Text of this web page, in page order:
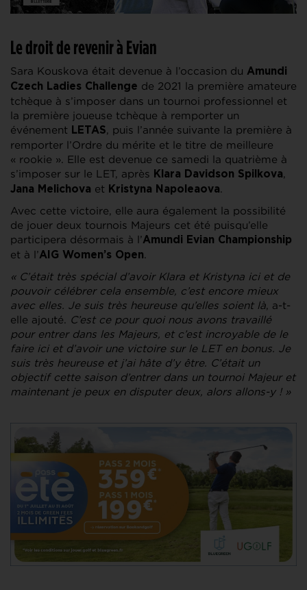
Le droit de revenir à Evian
Sara Kouskova était devenue à l’occasion du Amundi
Czech Ladies Challenge de 2021 la première amateure
tchèque à s’imposer dans un tournoi professionnel et
la première joueuse tchèque à remporter un
événement LETAS, puis l’année suivante la première à
remporter l’Ordre du mérite et le titre de meilleure
« rookie ». Elle est devenue ce samedi la quatrième à
s’imposer sur le LET, après Klara Davidson Spilkova,
Jana Melichova et Kristyna Napoleaova.
Avec cette victoire, elle aura également la possibilité
de jouer deux tournois Majeurs cet été puisqu’elle
participera désormais à l’Amundi Evian Championship
et à l’AIG Women’s Open.
« C’était très spécial d’avoir Klara et Kristyna ici et de
pouvoir célébrer cela ensemble, c’est encore mieux
avec elles. Je suis très heureuse qu’elles soient là, a-t-
elle ajouté. C’est ce pour quoi nous avons travaillé
pour entrer dans les Majeurs, et c’est incroyable de le
faire ici et d’avoir une victoire sur le LET en bonus. Je
suis très heureuse et j’ai hâte d’y être. C’était un
objectif cette saison d’entrer dans un tournoi Majeur et
maintenant je peux en disputer deux, alors allons-y ! »